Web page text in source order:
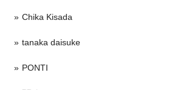
Chika Kisada
tanaka daisuke
PONTI